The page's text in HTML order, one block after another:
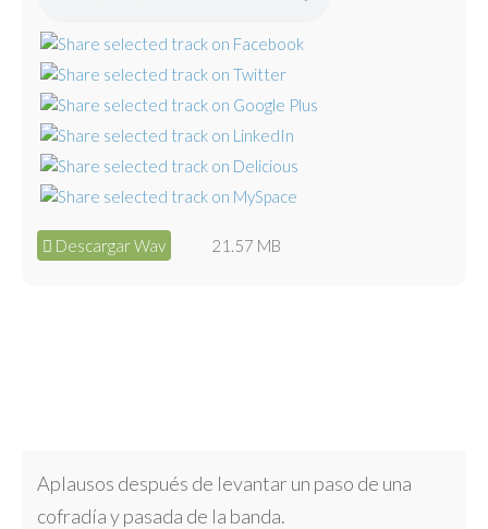
Descargar Wav 21.57 MB
Aplausos después de levantar un paso de una
cofradía y pasada de la banda.